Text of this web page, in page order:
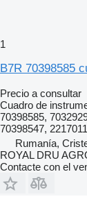
1
B7R 70398585
Precio a consultar
Cuadro de
70398585,
70398547,
Rumanía,
ROYAL DRU
Contacte con el